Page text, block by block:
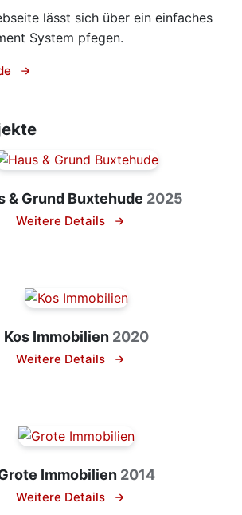
lässt sich über ein einfaches
System pfegen.
& Grund Buxtehude 2025
Weitere Details
Kos Immobilien 2020
Weitere Details
Immobilien 2014
Weitere Details